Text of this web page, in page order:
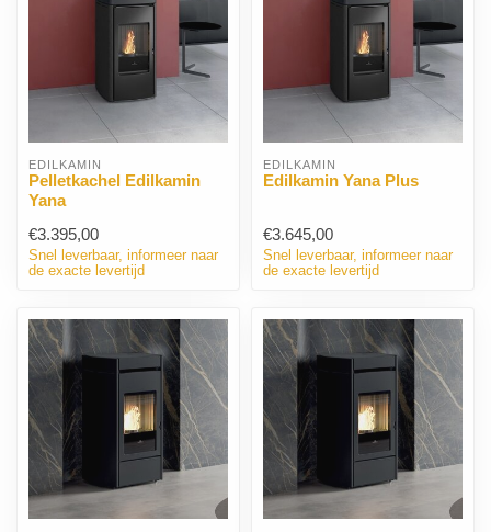
EDILKAMIN
Pelletkachel Edilkamin
Yana
€3.395,00
Snel leverbaar, informeer naar
de exacte levertijd
EDILKAMIN
Edilkamin Yana Plus
€3.645,00
Snel leverbaar, informeer naar
de exacte levertijd